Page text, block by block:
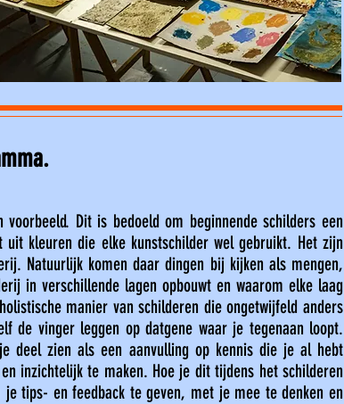
Dit is bedoeld om beginnende schilders een
kleuren die elke kunstschilder wel gebruikt. Het zijn
Natuurlijk komen daar dingen bij kijken als mengen,
in verschillende lagen opbouwt en waarom elke laag
manier van schilderen die ongetwijfeld anders
de vinger leggen op datgene waar je tegenaan loopt.
deel zien als een aanvulling op kennis die je al hebt
inzichtelijk te maken. Hoe je dit tijdens het schilderen
tips- en feedback te geven, met je mee te denken en